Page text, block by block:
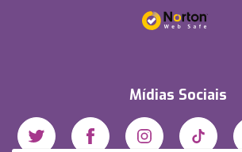
Mídias Sociais